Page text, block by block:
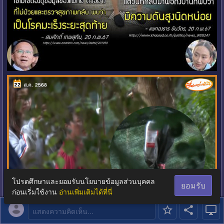
แสดงความคิดเห็น...
โปรดศึกษาและยอมรับนโยบายข้อมูลส่วนบุคคล
ก่อนเริ่มใช้งาน อ่านเพิ่มเติมได้ที่นี่
ยอมรับ